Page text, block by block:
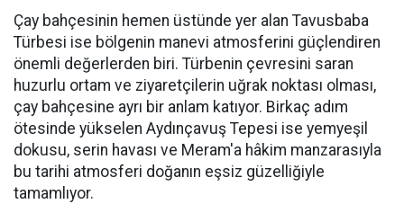
Çay bahçesinin hemen üstünde yer alan Tavusbaba
Türbesi ise bölgenin manevi atmosferini güçlendiren
önemli değerlerden biri. Türbenin çevresini saran
huzurlu ortam ve ziyaretçilerin uğrak noktası olması,
çay bahçesine ayrı bir anlam katıyor. Birkaç adım
ötesinde yükselen Aydınçavuş Tepesi ise yemyeşil
dokusu, serin havası ve Meram'a hâkim manzarasıyla
bu tarihi atmosferi doğanın eşsiz güzelliğiyle
tamamlıyor.